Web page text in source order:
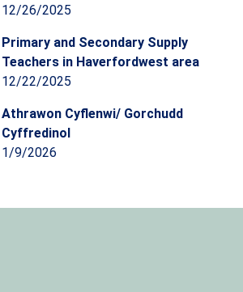
12/26/2025
Primary and Secondary Supply
Teachers in Haverfordwest area
12/22/2025
Athrawon Cyflenwi/ Gorchudd
Cyffredinol
1/9/2026